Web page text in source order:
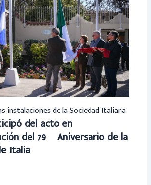
instalaciones de la Sociedad Italiana
del acto en
del 79º Aniversario de la
Italia